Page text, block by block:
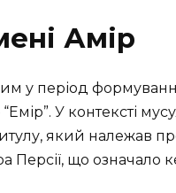
Амір
у період
У контексті
який належав
Персії, що означало